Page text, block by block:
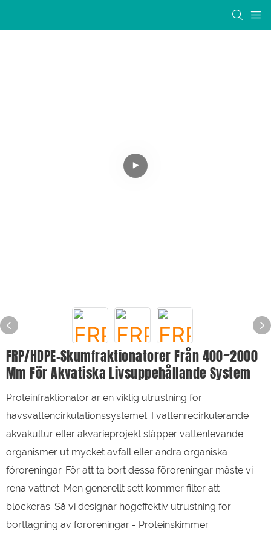
FRP/HDPE-Skumfraktionatorer Från 400~2000
Mm För Akvatiska Livsuppehållande System
Proteinfraktionator är en viktig utrustning för
havsvattencirkulationssystemet. I vattenrecirkulerande
akvakultur eller akvarieprojekt släpper vattenlevande
organismer ut mycket avfall eller andra organiska
föroreningar. För att ta bort dessa föroreningar måste vi
rena vattnet. Men generellt sett kommer filter att
blockeras. Så vi designar högeffektiv utrustning för
borttagning av föroreningar - Proteinskimmer.